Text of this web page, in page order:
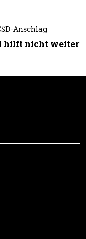
Anschlag
hilft nicht weiter